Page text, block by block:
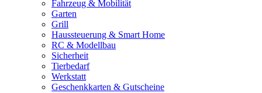
Fahrzeug & Mobilität
Garten
Grill
Haussteuerung & Smart Home
RC & Modellbau
Sicherheit
Tierbedarf
Werkstatt
Geschenkkarten & Gutscheine